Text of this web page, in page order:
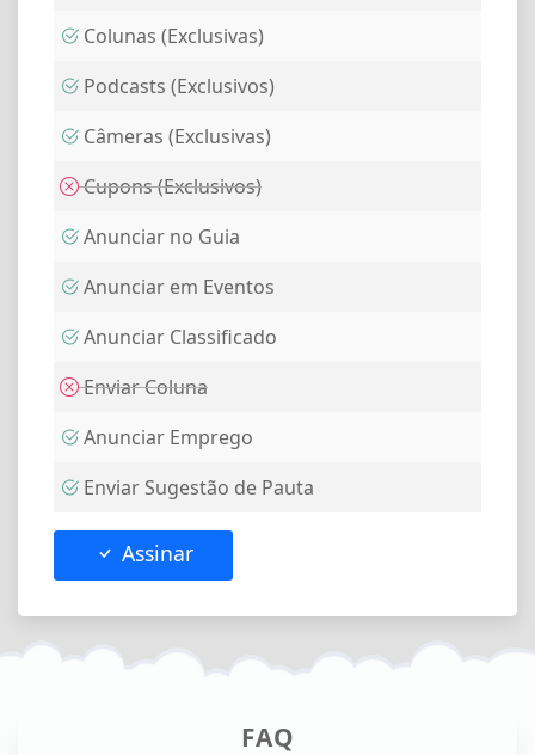
Colunas (Exclusivas)
Podcasts (Exclusivos)
Câmeras (Exclusivas)
Cupons (Exclusivos)
Anunciar no Guia
Anunciar em Eventos
Anunciar Classificado
Enviar Coluna
Anunciar Emprego
Enviar Sugestão de Pauta
Assinar
FAQ